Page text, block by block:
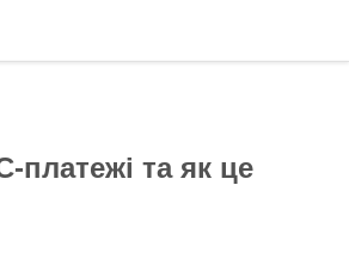
основного
платежі та як це
HTML